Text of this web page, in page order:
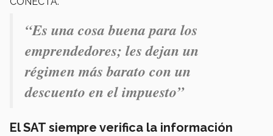
“Es una cosa buena para los
emprendedores; les dejan un
régimen más barato con un
descuento en el impuesto”
El SAT siempre verifica la información